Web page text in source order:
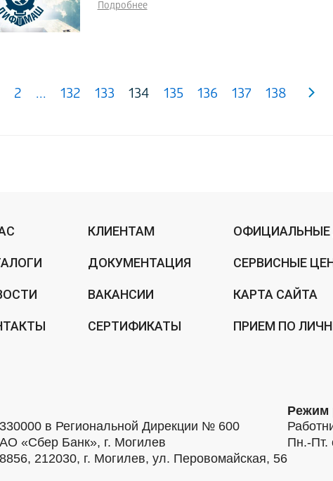
Подробнее
2 ... 132 133 134 135 136 137 138
КЛИЕНТАМ
ДОКУМЕНТАЦИЯ
ВАКАНСИИ
СЕРТИФИКАТЫ
ОФИЦИАЛЬНЫЕ
СЕРВИСНЫЕ
КАРТА САЙТА
ПРИЕМ ПО
в Региональной Дирекции № 600
«Сбер Банк», г. Могилев
212030, г. Могилев, ул. Перовомайская, 56
Режим
Пн.-Пт.